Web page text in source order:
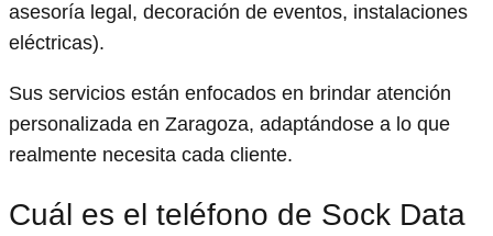
asesoría legal, decoración de eventos, instalaciones
eléctricas).
Sus servicios están enfocados en brindar atención
personalizada en Zaragoza, adaptándose a lo que
realmente necesita cada cliente.
Cuál es el teléfono de Sock Data